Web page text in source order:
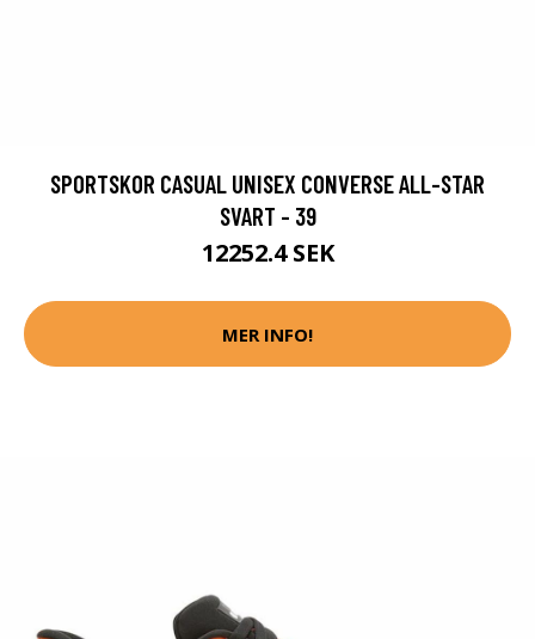
SPORTSKOR CASUAL UNISEX CONVERSE ALL-STAR
SVART - 39
12252.4 SEK
MER INFO!